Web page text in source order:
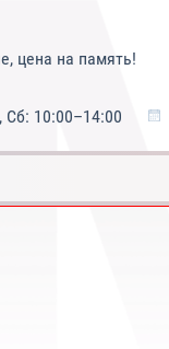
цена на память!
10:00–14:00